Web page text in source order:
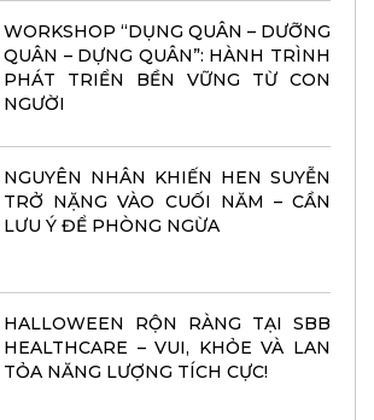
WORKSHOP “DỤNG QUÂN – DƯỠNG
QUÂN – DỰNG QUÂN”: HÀNH TRÌNH
PHÁT TRIỂN BỀN VỮNG TỪ CON
NGƯỜI
NGUYÊN NHÂN KHIẾN HEN SUYỄN
TRỞ NẶNG VÀO CUỐI NĂM – CẦN
LƯU Ý ĐỂ PHÒNG NGỪA
HALLOWEEN RỘN RÀNG TẠI SBB
HEALTHCARE – VUI, KHỎE VÀ LAN
TỎA NĂNG LƯỢNG TÍCH CỰC!